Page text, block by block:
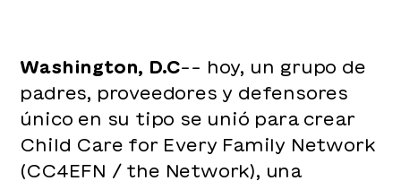
Washington, D.C-- hoy, un grupo de
padres, proveedores y defensores
único en su tipo se unió para crear
Child Care for Every Family Network
(CC4EFN / the Network), una